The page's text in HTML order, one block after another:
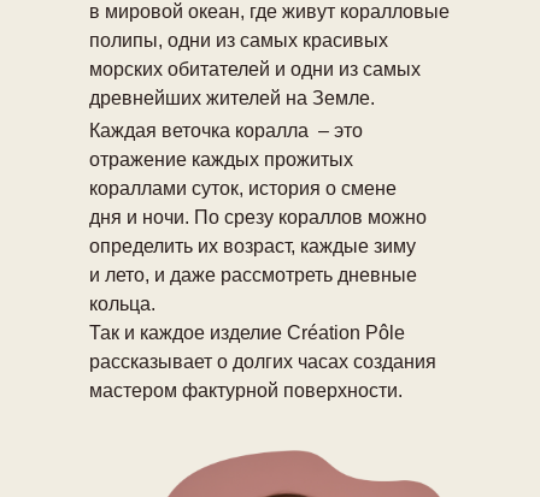
в мировой океан, где живут коралловые
полипы, одни из самых красивых
морских обитателей и одни из самых
древнейших жителей на Земле.
Каждая веточка коралла – это
отражение каждых прожитых
кораллами суток, история о смене
дня и ночи. По срезу кораллов можно
определить их возраст, каждые зиму
и лето, и даже рассмотреть дневные
кольца.
Так и каждое изделие Création Pôle
рассказывает о долгих часах создания
мастером фактурной поверхности.